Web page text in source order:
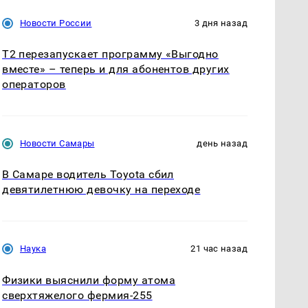
Новости России 3 дня назад
Т2 перезапускает программу «Выгодно
вместе» – теперь и для абонентов других
операторов
Новости Самары день назад
В Самаре водитель Toyota сбил
девятилетнюю девочку на переходе
Наука 21 час назад
Физики выяснили форму атома
сверхтяжелого фермия-255